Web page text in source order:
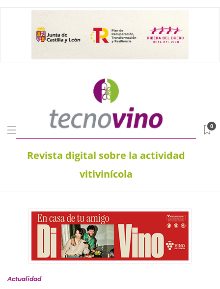
Revista digital sobre la actividad
vitivinícola
0
Actualidad